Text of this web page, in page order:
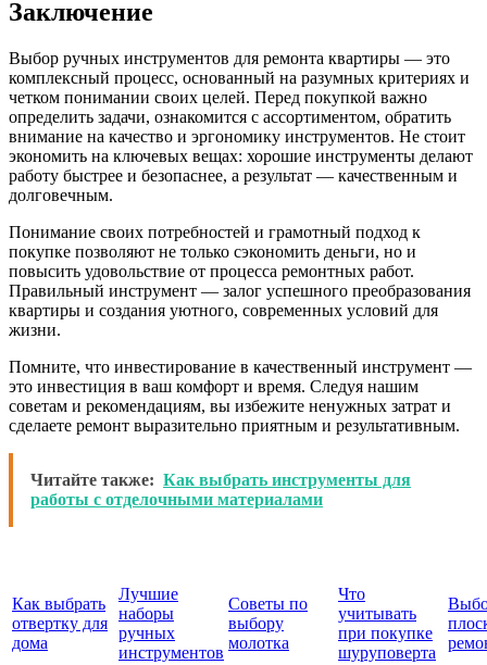
Заключение
Выбор ручных инструментов для ремонта квартиры — это
комплексный процесс, основанный на разумных критериях и
четком понимании своих целей. Перед покупкой важно
определить задачи, ознакомится с ассортиментом, обратить
внимание на качество и эргономику инструментов. Не стоит
экономить на ключевых вещах: хорошие инструменты делают
работу быстрее и безопаснее, а результат — качественным и
долговечным.
Понимание своих потребностей и грамотный подход к
покупке позволяют не только сэкономить деньги, но и
повысить удовольствие от процесса ремонтных работ.
Правильный инструмент — залог успешного преобразования
квартиры и создания уютного, современных условий для
жизни.
Помните, что инвестирование в качественный инструмент —
это инвестиция в ваш комфорт и время. Следуя нашим
советам и рекомендациям, вы избежите ненужных затрат и
сделаете ремонт выразительно приятным и результативным.
Читайте также: Как выбрать инструменты для
работы с отделочными материалами
Как выбрать
отвертку для
дома
Лучшие
наборы
ручных
инструментов
Советы по
выбору
молотка
Что
учитывать
при покупке
шуруповерта